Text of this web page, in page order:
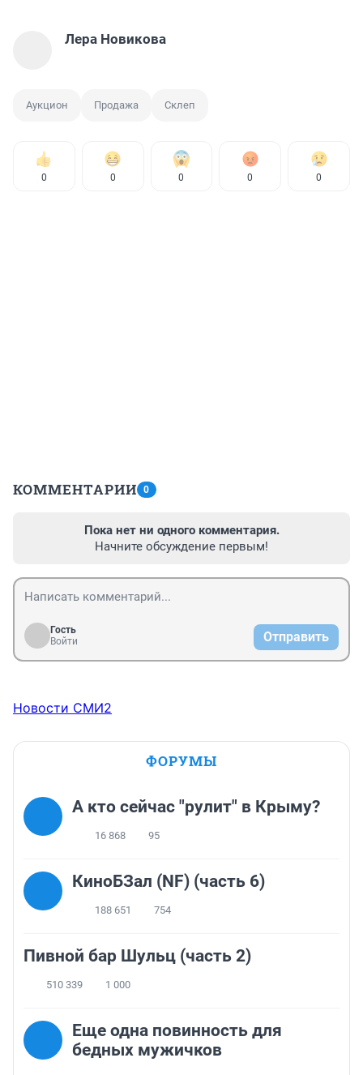
Лера Новикова
Аукцион Продажа Склеп
0 0 0 0 0
КОММЕНТАРИИ 0
Пока нет ни одного комментария.
Начните обсуждение первым!
Гость
Войти
Отправить
Новости СМИ2
ФОРУМЫ
А кто сейчас "рулит" в Крыму?
16 868 95
КиноБЗал (NF) (часть 6)
188 651 754
Пивной бар Шульц (часть 2)
510 339 1 000
Еще одна повинность для
бедных мужичков